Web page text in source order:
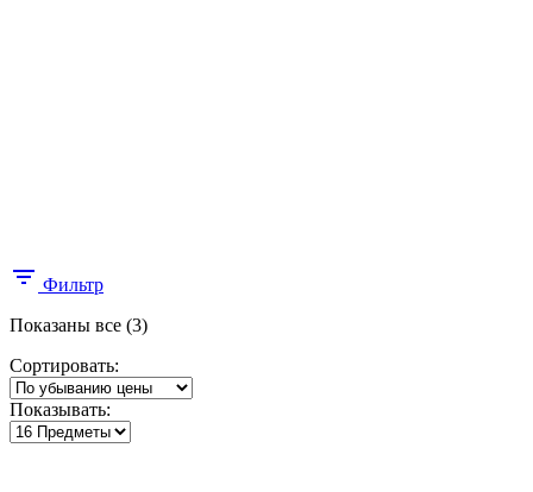
Фильтр
Показаны все (3)Цены:
Сортировать:
Показывать: